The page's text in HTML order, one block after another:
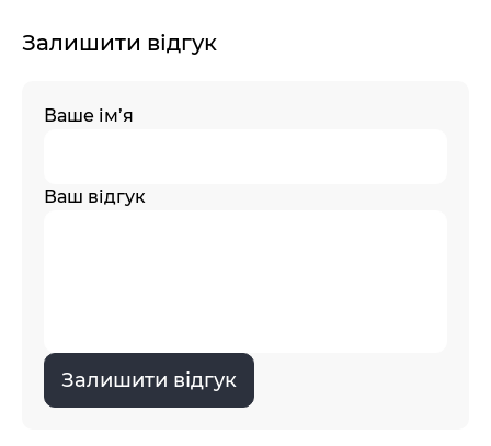
Залишити відгук
Ваше ім’я
Ваш відгук
Залишити відгук